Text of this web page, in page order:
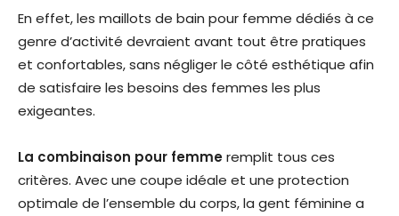
En effet, les maillots de bain pour femme dédiés à ce
genre d’activité devraient avant tout être pratiques
et confortables, sans négliger le côté esthétique afin
de satisfaire les besoins des femmes les plus
exigeantes.
La combinaison pour femmeremplit tous ces
critères. Avec une coupe idéale et une protection
optimale de l’ensemble du corps, la gent féminine a